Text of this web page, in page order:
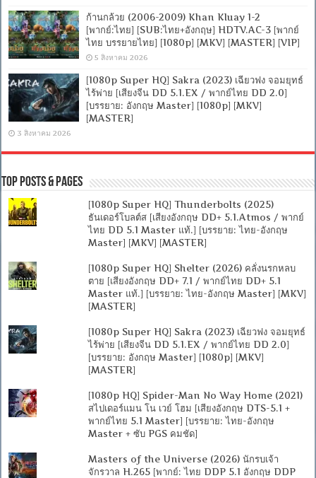
ก้านกล้วย (2006-2009) Khan Kluay 1-2
[พากย์:ไทย] [SUB:ไทย+อังกฤษ] HDTV.AC-3 [พากย์
ไทย บรรยายไทย] [1080p] [MKV] [MASTER] [VIP]
5 สิงหาคม 2026
[1080p Super HQ] Sakra (2023) เฉียวฟง จอมยุทธ์
ไร้พ่าย [เสียงจีน DD 5.1.EX / พากย์ไทย DD 2.0]
[บรรยาย: อังกฤษ Master] [1080p] [MKV]
[MASTER]
3 สิงหาคม 2026
Top Posts & Pages
[1080p Super HQ] Thunderbolts (2025)
ธันเดอร์โบลต์ส [เสียงอังกฤษ DD+ 5.1.Atmos / พากย์
ไทย DD 5.1 Master แท้.] [บรรยาย: ไทย-อังกฤษ
Master] [MKV] [MASTER]
[1080p Super HQ] Shelter (2026) คลั่งนรกหลบ
ตาย [เสียงอังกฤษ DD+ 7.1 / พากย์ไทย DD+ 5.1
Master แท้.] [บรรยาย: ไทย-อังกฤษ Master] [MKV]
[MASTER]
[1080p Super HQ] Sakra (2023) เฉียวฟง จอมยุทธ์
ไร้พ่าย [เสียงจีน DD 5.1.EX / พากย์ไทย DD 2.0]
[บรรยาย: อังกฤษ Master] [1080p] [MKV]
[MASTER]
[1080p HQ] Spider-Man No Way Home (2021)
สไปเดอร์แมน โน เวย์ โฮม [เสียงอังกฤษ DTS-5.1 +
พากย์ไทย 5.1 Master] [บรรยาย: ไทย-อังกฤษ
Master + ซับ PGS คมชัด]
Masters of the Universe (2026) นักรบเจ้า
จักรวาล H.265 [พากย์: ไทย DDP 5.1 อังกฤษ DDP